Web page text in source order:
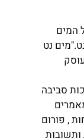
המים
נט
סביבה
, פורום